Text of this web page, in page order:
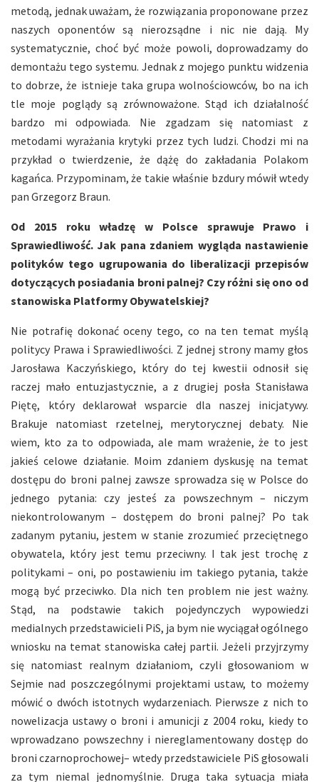
metodą, jednak uważam, że rozwiązania proponowane przez
naszych oponentów są nierozsądne i nic nie dają. My
systematycznie, choć być może powoli, doprowadzamy do
demontażu tego systemu. Jednak z mojego punktu widzenia
to dobrze, że istnieje taka grupa wolnościowców, bo na ich
tle moje poglądy są zrównoważone. Stąd ich działalność
bardzo mi odpowiada. Nie zgadzam się natomiast z
metodami wyrażania krytyki przez tych ludzi. Chodzi mi na
przykład o twierdzenie, że dążę do zakładania Polakom
kagańca. Przypominam, że takie właśnie bzdury mówił wtedy
pan Grzegorz Braun.
Od 2015 roku władzę w Polsce sprawuje Prawo i
Sprawiedliwość. Jak pana zdaniem wygląda nastawienie
polityków tego ugrupowania do liberalizacji przepisów
dotyczących posiadania broni palnej? Czy różni się ono od
stanowiska Platformy Obywatelskiej?
Nie potrafię dokonać oceny tego, co na ten temat myślą
politycy Prawa i Sprawiedliwości. Z jednej strony mamy głos
Jarosława Kaczyńskiego, który do tej kwestii odnosił się
raczej mało entuzjastycznie, a z drugiej posła Stanisława
Piętę, który deklarował wsparcie dla naszej inicjatywy.
Brakuje natomiast rzetelnej, merytorycznej debaty. Nie
wiem, kto za to odpowiada, ale mam wrażenie, że to jest
jakieś celowe działanie. Moim zdaniem dyskusję na temat
dostępu do broni palnej zawsze sprowadza się w Polsce do
jednego pytania: czy jesteś za powszechnym – niczym
niekontrolowanym – dostępem do broni palnej? Po tak
zadanym pytaniu, jestem w stanie zrozumieć przeciętnego
obywatela, który jest temu przeciwny. I tak jest trochę z
politykami – oni, po postawieniu im takiego pytania, także
mogą być przeciwko. Dla nich ten problem nie jest ważny.
Stąd, na podstawie takich pojedynczych wypowiedzi
medialnych przedstawicieli PiS, ja bym nie wyciągał ogólnego
wniosku na temat stanowiska całej partii. Jeżeli przyjrzymy
się natomiast realnym działaniom, czyli głosowaniom w
Sejmie nad poszczególnymi projektami ustaw, to możemy
mówić o dwóch istotnych wydarzeniach. Pierwsze z nich to
nowelizacja ustawy o broni i amunicji z 2004 roku, kiedy to
wprowadzano powszechny i niereglamentowany dostęp do
broni czarnoprochowej– wtedy przedstawiciele PiS głosowali
za tym niemal jednomyślnie. Druga taka sytuacja miała